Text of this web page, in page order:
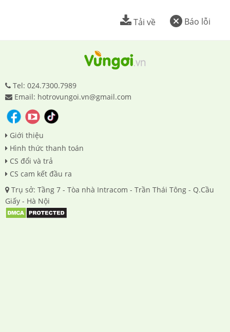
Báo lỗi
Tải về
Tel: 024.7300.7989
Email: hotrovungoi.vn@gmail.com
Giới thiệu
Hình thức thanh toán
CS đổi và trả
CS cam kết đầu ra
Trụ sở: Tầng 7 - Tòa nhà Intracom - Trần Thái Tông - Q.Cầu
Giấy - Hà Nội